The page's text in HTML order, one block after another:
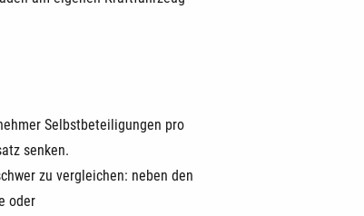
Selbstbeteiligungen pro
senken.
zu vergleichen: neben den
oder